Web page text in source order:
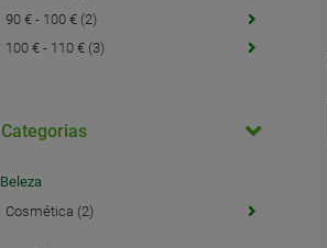
90 € - 100 € (2)
100 € - 110 € (3)
Categorias
Beleza
Cosmética (2)